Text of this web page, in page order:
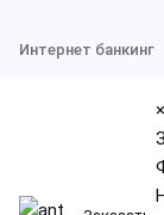
Интернет банкинг
×